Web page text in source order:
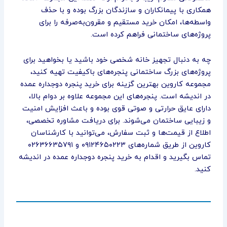
همکاری با پیمانکاران و سازندگان بزرگ بوده و با حذف
واسطه‌ها، امکان خرید مستقیم و مقرون‌به‌صرفه را برای
پروژه‌های ساختمانی فراهم کرده است.
چه به دنبال تجهیز خانه شخصی خود باشید یا بخواهید برای
پروژه‌های بزرگ ساختمانی پنجره‌های باکیفیت تهیه کنید،
مجموعه کاروین بهترین گزینه برای خرید پنجره دوجداره عمده
در اندیشه است. پنجره‌های این مجموعه علاوه بر دوام بالا،
دارای عایق حرارتی و صوتی قوی بوده و باعث افزایش امنیت
و زیبایی ساختمان می‌شوند. برای دریافت مشاوره تخصصی،
اطلاع از قیمت‌ها و ثبت سفارش، می‌توانید با کارشناسان
کاروین از طریق شماره‌های ۰۹۱۲۴۶۵۰۲۲۳ و ۰۲۶۳۶۶۳۵۷۹۱
تماس بگیرید و اقدام به خرید پنجره دوجداره عمده در اندیشه
کنید.